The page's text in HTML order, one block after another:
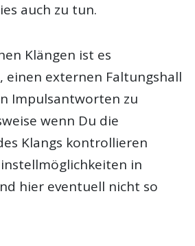
auch zu tun.
Klängen ist es
einen externen Faltungshall
Impulsantworten zu
wenn Du die
Klangs kontrollieren
in
hier eventuell nicht so